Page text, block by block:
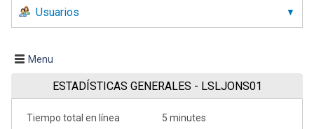
Usuarios
Menu
ESTADÍSTICAS GENERALES - LSLJONS01
Tiempo total en línea
5 minutes